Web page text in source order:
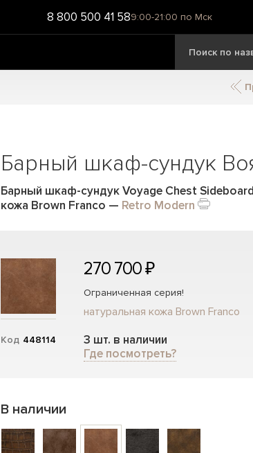
8 800 500 41 589:00-21:00 по Мск
Барный шкаф-сундук
Барный шкаф-сундук Voyage Chest
кожа Brown Franco — Retro Modern
Код 448114
270 700 ₽
Ограниченная серия!
натуральная кожа Brown Franco
3 шт. в наличии
Где посмотреть?
В наличии